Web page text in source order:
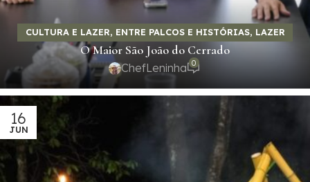
CULTURA E LAZER, ENTRE PALCOS E HISTÓRIAS, LAZER
COMO EXPERIÊNCIA
O Maior São João do Cerrado
ChefLeninha 0
16
JUN